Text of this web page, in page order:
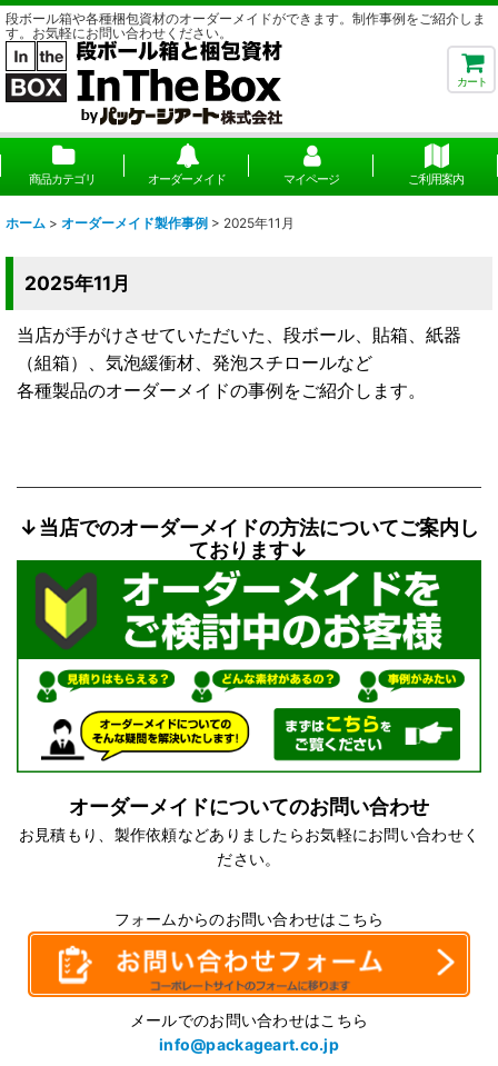
段ボール箱や各種梱包資材のオーダーメイドができます。制作事例をご紹介しま
す。お気軽にお問い合わせください。
カート
商品カテゴリ オーダーメイド マイページ ご利用案内
ホーム > オーダーメイド製作事例 > 2025年11月
2025年11月
当店が手がけさせていただいた、段ボール、貼箱、紙器
（組箱）、気泡緩衝材、発泡スチロールなど
各種製品のオーダーメイドの事例をご紹介します。
↓当店でのオーダーメイドの方法についてご案内し
ております↓
オーダーメイドについてのお問い合わせ
お見積もり、製作依頼などありましたらお気軽にお問い合わせく
ださい。
フォームからのお問い合わせはこちら
メールでのお問い合わせはこちら
info@packageart.co.jp